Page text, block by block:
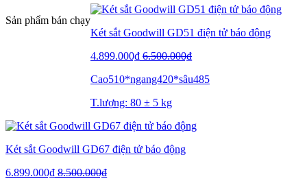
Sản phẩm bán chạy
Két sắt Goodwill GD51 điện tử báo động
4.899.000₫ 6.500.000₫
Cao510*ngang420*sâu485
T.lượng: 80 ± 5 kg
Két sắt Goodwill GD67 điện tử báo động
6.899.000₫ 8.500.000₫